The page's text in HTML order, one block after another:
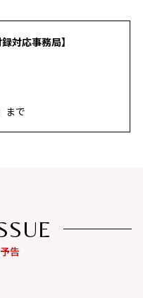
対応事務局】
まで